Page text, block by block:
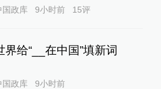
国政库 9小时前 15评
界给“__在中国”填新词
国政库 9小时前